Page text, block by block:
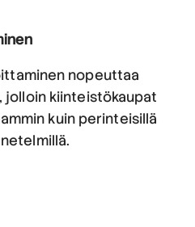
nopeuttaa
kiinteistökaupat
kuin perinteisillä